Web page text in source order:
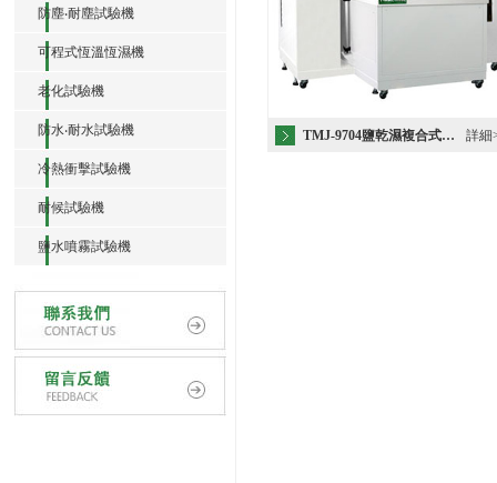
防塵‧耐塵試驗機
可程式恆溫恆濕機
老化試驗機
防水‧耐水試驗機
冷熱衝擊試驗機
耐候試驗機
鹽水噴霧試驗機
TMJ-9704鹽乾濕複合式… 詳細